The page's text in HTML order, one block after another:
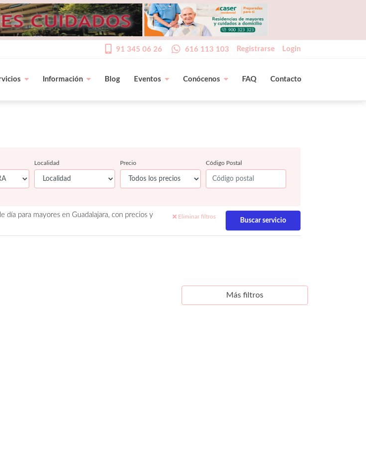
91 345 06 26 616 113 103 Registrarse Login
Información Blog Eventos Conócenos FAQ Contacto
Localidad Precio Código Postal
día para mayores en Guadalajara, con precios y
Eliminar filtros
Más filtros